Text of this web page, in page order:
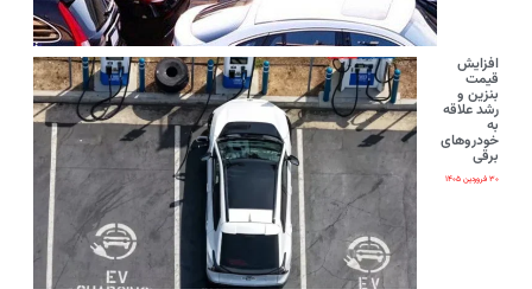
افزایش
قیمت
بنزین و
رشد علاقه
به
خودروهای
برقی
۳۰ فروردین ۱۴۰۵